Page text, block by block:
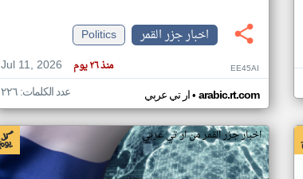
اخبار جزر القمر
Politics
Jul 11, 2026
منذ ٢٦ يوم EE45AI
ار تي عربي• arabic.rt.com عدد الكلمات: ٢٢٦
اخبار جزر القمر من ار تي عربي